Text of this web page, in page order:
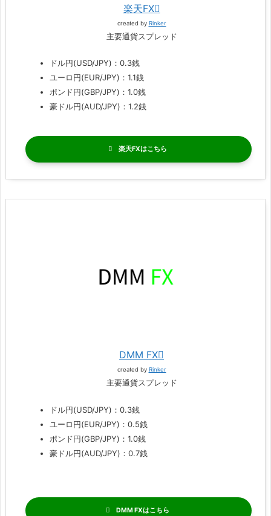
楽天FX
created by Rinker
主要通貨スプレッド
ドル円(USD/JPY)：0.3銭
ユーロ円(EUR/JPY)：1.1銭
ポンド円(GBP/JPY)：1.0銭
豪ドル円(AUD/JPY)：1.2銭
楽天FX
DMM FX
created by Rinker
主要通貨スプレッド
ドル円(USD/JPY)：0.3銭
ユーロ円(EUR/JPY)：0.5銭
ポンド円(GBP/JPY)：1.0銭
豪ドル円(AUD/JPY)：0.7銭
DMM FX